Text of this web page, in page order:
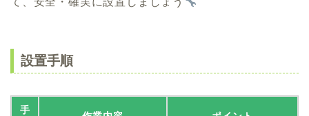
設置手順
手